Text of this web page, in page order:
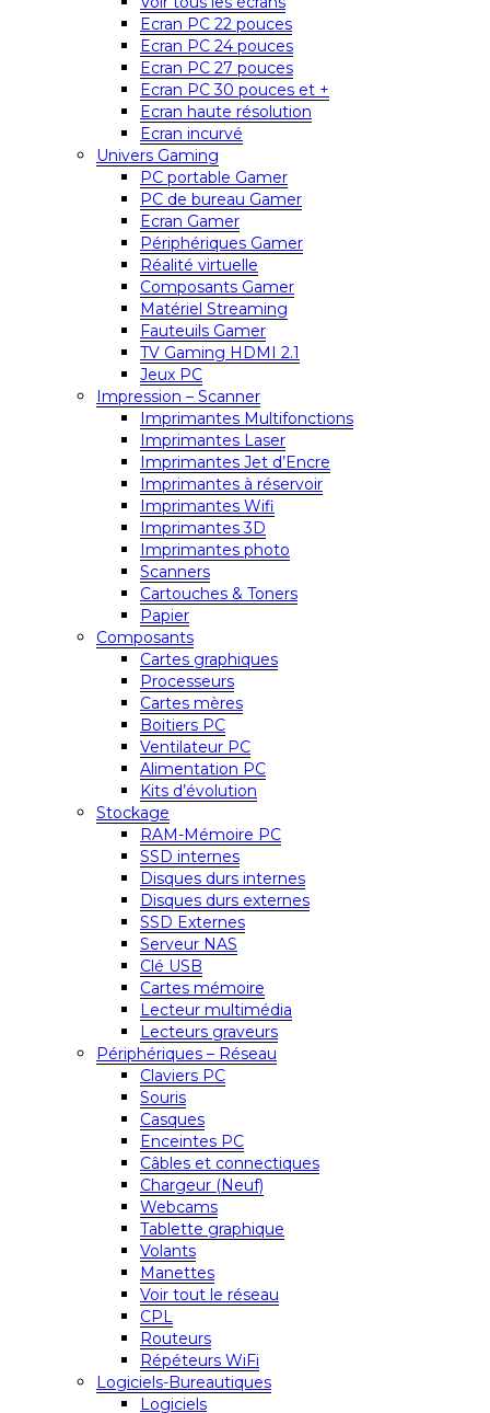
Ecran PC 22 pouces
Ecran PC 24 pouces
Ecran PC 27 pouces
Ecran PC 30 pouces et +
Ecran haute résolution
Ecran incurvé
Univers Gaming
PC portable Gamer
PC de bureau Gamer
Ecran Gamer
Périphériques Gamer
Réalité virtuelle
Composants Gamer
Matériel Streaming
Fauteuils Gamer
TV Gaming HDMI 2.1
Jeux PC
Impression – Scanner
Imprimantes Multifonctions
Imprimantes Laser
Imprimantes Jet d’Encre
Imprimantes à réservoir
Imprimantes Wifi
Imprimantes 3D
Imprimantes photo
Scanners
Cartouches & Toners
Papier
Composants
Cartes graphiques
Processeurs
Cartes mères
Boitiers PC
Ventilateur PC
Alimentation PC
Kits d’évolution
Stockage
RAM-Mémoire PC
SSD internes
Disques durs internes
Disques durs externes
SSD Externes
Serveur NAS
Clé USB
Cartes mémoire
Lecteur multimédia
Lecteurs graveurs
Périphériques – Réseau
Claviers PC
Souris
Casques
Enceintes PC
Câbles et connectiques
Chargeur (Neuf)
Webcams
Tablette graphique
Volants
Manettes
Voir tout le réseau
CPL
Routeurs
Répéteurs WiFi
Logiciels-Bureautiques
Logiciels